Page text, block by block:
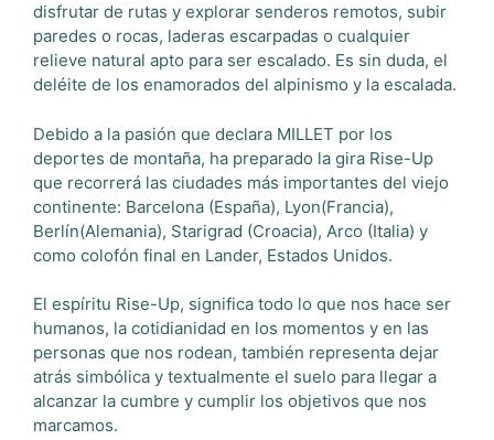
disfrutar de rutas y explorar senderos remotos, subir
paredes o rocas, laderas escarpadas o cualquier
relieve natural apto para ser escalado. Es sin duda, el
deléite de los enamorados del alpinismo y la escalada.
Debido a la pasión que declara MILLET por los
deportes de montaña, ha preparado la gira Rise-Up
que recorrerá las ciudades más importantes del viejo
continente: Barcelona (España), Lyon(Francia),
Berlín(Alemania), Starigrad (Croacia), Arco (Italia) y
como colofón final en Lander, Estados Unidos.
El espíritu Rise-Up, significa todo lo que nos hace ser
humanos, la cotidianidad en los momentos y en las
personas que nos rodean, también representa dejar
atrás simbólica y textualmente el suelo para llegar a
alcanzar la cumbre y cumplir los objetivos que nos
marcamos.